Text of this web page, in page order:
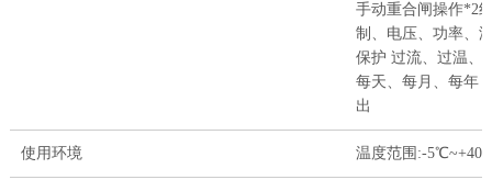
手动重合闸操作*2
制、电压、功率、
保护 过流、过温、
每天、每月、每年
出
使用环境 温度范围:-